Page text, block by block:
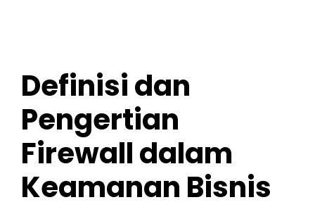
Definisi dan
Pengertian
Firewall dalam
Keamanan Bisnis